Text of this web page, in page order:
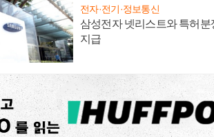
전자·전기·정보통신
삼성전자 넷리스트와 특허분
지급